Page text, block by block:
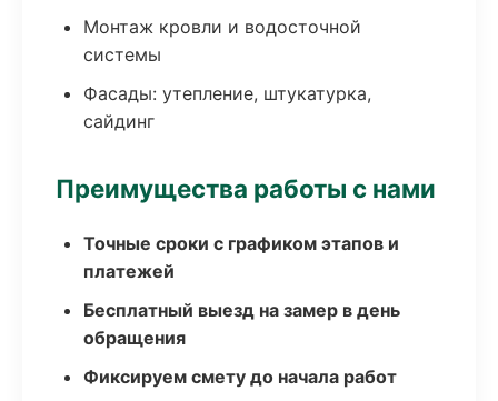
Монтаж кровли и водосточной
системы
Фасады: утепление, штукатурка,
сайдинг
Преимущества работы с нами
Точные сроки с графиком этапов и
платежей
Бесплатный выезд на замер в день
обращения
Фиксируем смету до начала работ